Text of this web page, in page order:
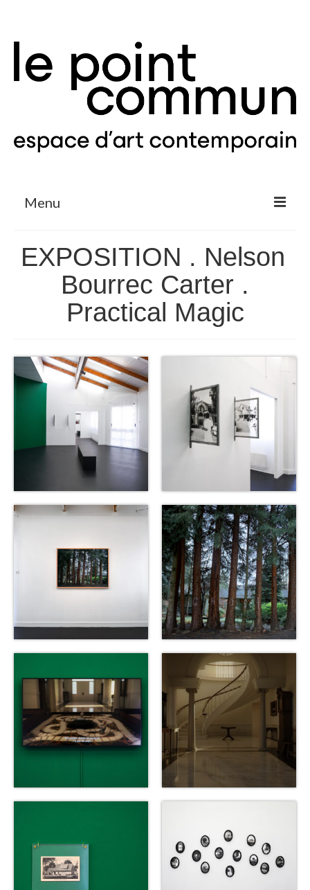
Menu
Agenda
Le Point Commun
Infos pratiques
FR
EXPOSITION . Nelson
Bourrec Carter .
Practical Magic